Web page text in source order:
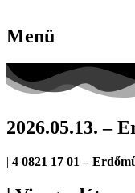
Menü
2026.05.13. –
| 4 0821 17 01 –